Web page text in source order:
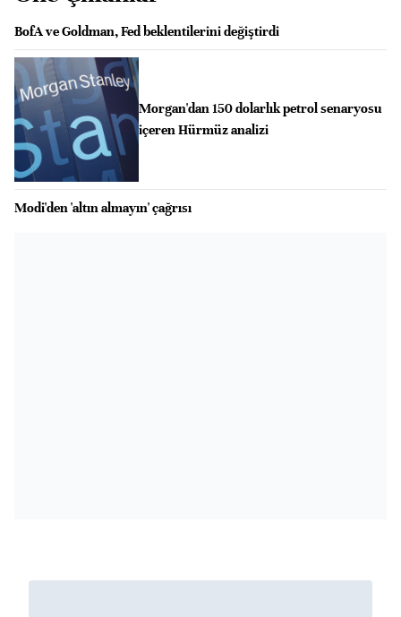
BofA ve Goldman, Fed beklentilerini değiştirdi
Morgan'dan 150 dolarlık petrol senaryosu
içeren Hürmüz analizi
Modi'den 'altın almayın' çağrısı